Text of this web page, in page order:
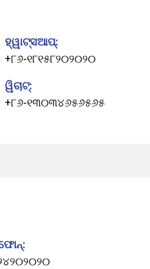
ହ୍ୱାଟ୍ସଆପ୍:
+୮୬-୧୮୧୫୮୨୦୨୦୨୦
ୱିଚାଟ୍:
+୮୬-୧୩୦୩୪୬୫୬୫୬୫